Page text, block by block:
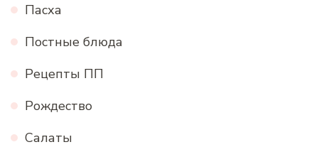
Пасха
Постные блюда
Рецепты ПП
Рождество
Салаты